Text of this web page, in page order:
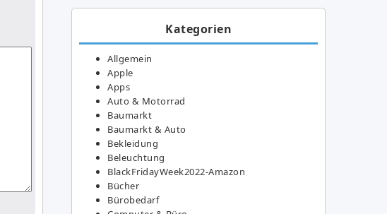
Kategorien
Allgemein
Apple
Apps
Auto & Motorrad
Baumarkt
Baumarkt & Auto
Bekleidung
Beleuchtung
BlackFridayWeek2022-Amazon
Bücher
Bürobedarf